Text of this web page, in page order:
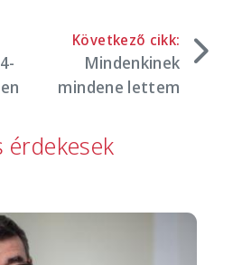
Következő cikk:
Mindenkinek
mindene lettem
érdekesek